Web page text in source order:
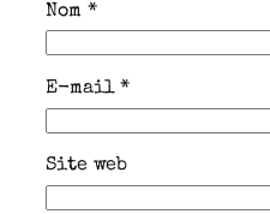
Nom *
E-mail*
Site web